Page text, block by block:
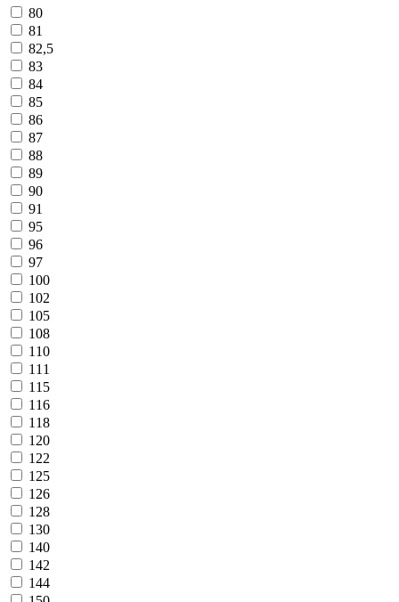
80
81
82,5
83
84
85
86
87
88
89
90
91
95
96
97
100
102
105
108
110
111
115
116
118
120
122
125
126
128
130
140
142
144